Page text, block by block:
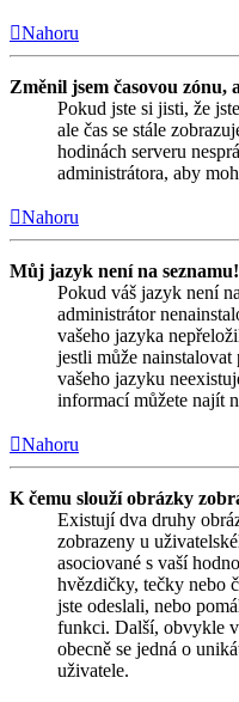
Nahoru
Změnil jsem časovou zónu,
Pokud jste si jisti, že
ale čas se stále
hodinách serveru
administrátora, aby
Nahoru
Můj jazyk není na seznamu!
Pokud váš jazyk není
administrátor
vašeho jazyka
jestli může
vašeho jazyku
informací můžete najít
Nahoru
K čemu slouží obrázky
Existují dva druhy
zobrazeny u
asociované s vaší
hvězdičky, tečky nebo
jste odeslali, nebo
funkci. Další, obvykle
obecně se jedná o
uživatele.